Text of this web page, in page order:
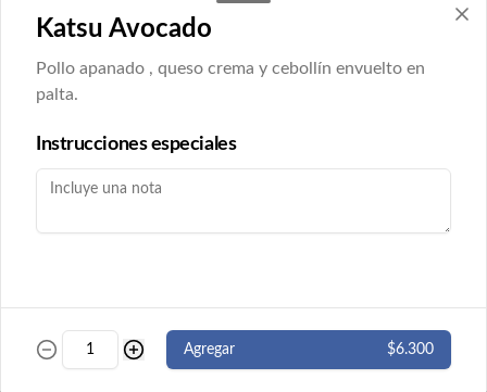
cortes. ( Imagen referencial)
$5.500
$5.500
Katsu Avocado
Pollo apanado , queso crema y cebollín envuelto en
palta.
Instrucciones especiales
Agregar $6.300